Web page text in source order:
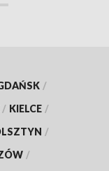
/
/ KIELCE /
/
/